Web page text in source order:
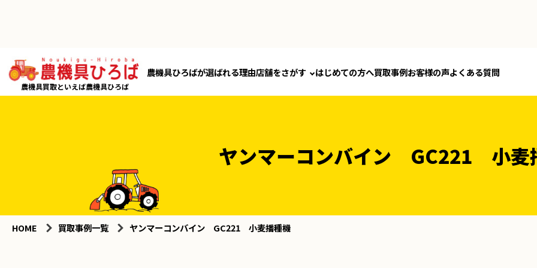
農機具買取といえば農機具ひろば
農機具ひろばが選ばれる理由店舗をさがす はじめての方へ買取事例お客様の声よくある質問
ヤンマーコンバイン GC221 小麦
HOME 買取事例一覧 ヤンマーコンバイン GC221 小麦播種機